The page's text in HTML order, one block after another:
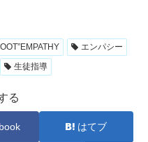
エンパシー
生徒指導
る
はてブ